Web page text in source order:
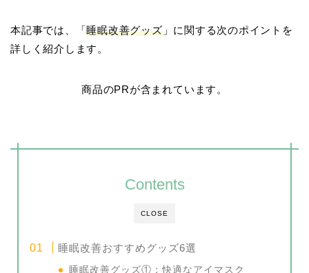
本記事では、「睡眠改善グッズ」に関する次のポイントを
詳しく紹介します。
商品のPRが含まれています。
CLOSE
Contents
睡眠改善おすすめグッズ6選
睡眠改善グッズ①：快適なアイマスク